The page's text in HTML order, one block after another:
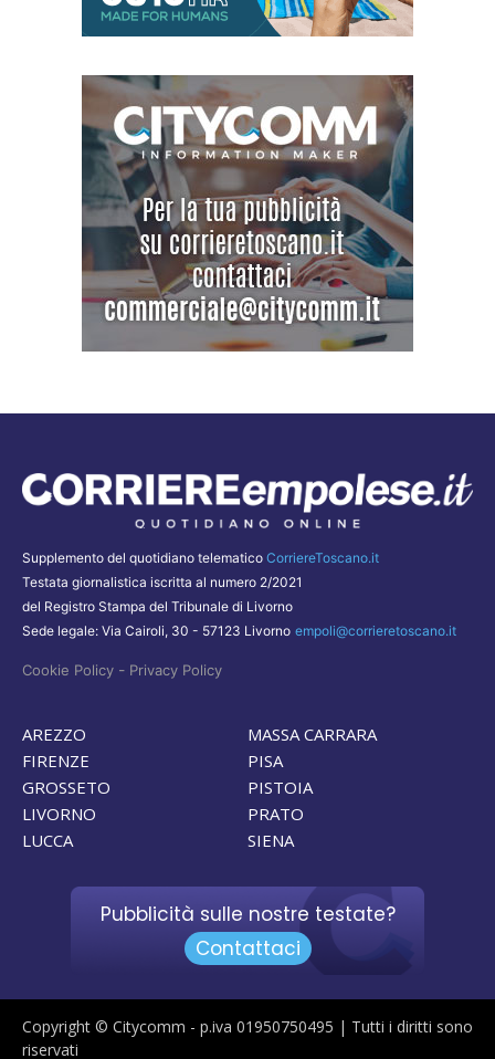
Supplemento del quotidiano telematico CorriereToscano.it
Testata giornalistica iscritta al numero 2/2021
del Registro Stampa del Tribunale di Livorno
Sede legale: Via Cairoli, 30 - 57123 Livorno empoli@corrieretoscano.it
Cookie Policy - Privacy Policy
AREZZO
FIRENZE
GROSSETO
LIVORNO
LUCCA
MASSA CARRARA
PISA
PISTOIA
PRATO
SIENA
Pubblicità sulle nostre testate?
Contattaci
Copyright © Citycomm - p.iva 01950750495 | Tutti i diritti sono
riservati